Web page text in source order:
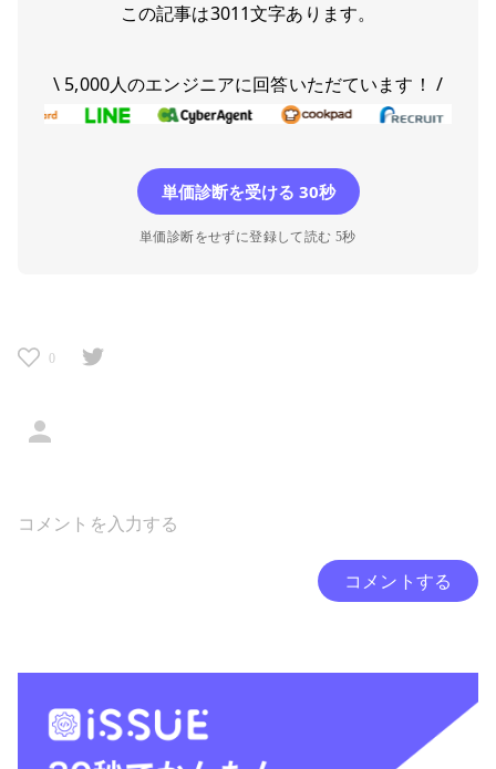
この記事は3011文字あります。
\ 5,000人のエンジニアに回答いただています！ /
単価診断を受ける 30秒
単価診断をせずに登録して読む 5秒
0
コメントする